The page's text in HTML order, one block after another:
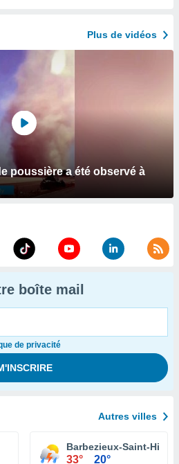
Plus de vidéos
poussière a été observé à
boîte mail
de privacité
Autres villes
Barbezieux-Saint-Hilaire
33° 20°